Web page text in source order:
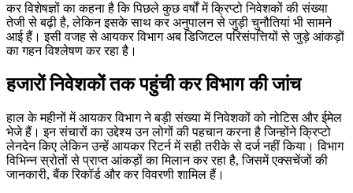
कर विशेषज्ञों का कहना है कि पिछले कुछ वर्षों में क्रिप्टो निवेशकों की संख्या
तेजी से बढ़ी है, लेकिन इसके साथ कर अनुपालन से जुड़ी चुनौतियां भी सामने
आई हैं। इसी वजह से आयकर विभाग अब डिजिटल परिसंपत्तियों से जुड़े आंकड़ों
का गहन विश्लेषण कर रहा है।
हजारों निवेशकों तक पहुंची कर विभाग की जांच
हाल के महीनों में आयकर विभाग ने बड़ी संख्या में निवेशकों को नोटिस और ईमेल
भेजे हैं। इन संचारों का उद्देश्य उन लोगों की पहचान करना है जिन्होंने क्रिप्टो
लेनदेन किए लेकिन उन्हें आयकर रिटर्न में सही तरीके से दर्ज नहीं किया। विभाग
विभिन्न स्रोतों से प्राप्त आंकड़ों का मिलान कर रहा है, जिसमें एक्सचेंजों की
जानकारी, बैंक रिकॉर्ड और कर विवरणी शामिल हैं।